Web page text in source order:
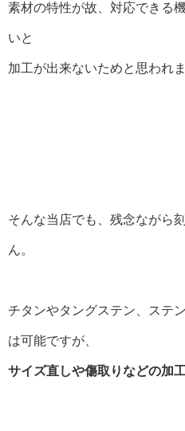
素材の特性が故、対応できる
いと
加工が出来ないためと思われま
そんな当店でも、残念ながら
ん。
チタンやタングステン、ステ
は可能ですが、
サイズ直しや傷取りなどの加